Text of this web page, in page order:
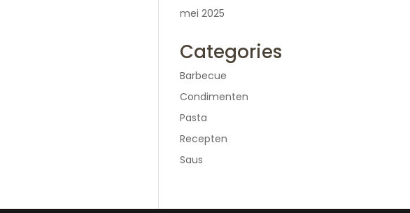
mei 2025
Categories
Barbecue
Condimenten
Pasta
Recepten
Saus